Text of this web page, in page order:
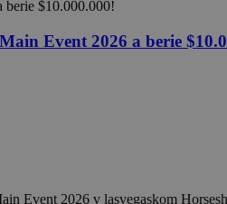
Event 2026 a berie
Event 2026 v lasvegaskom